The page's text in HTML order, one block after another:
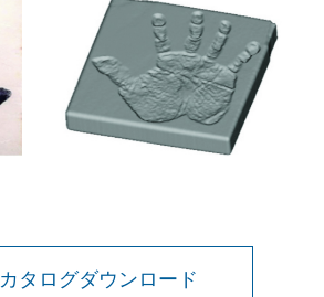
カタログダウンロード